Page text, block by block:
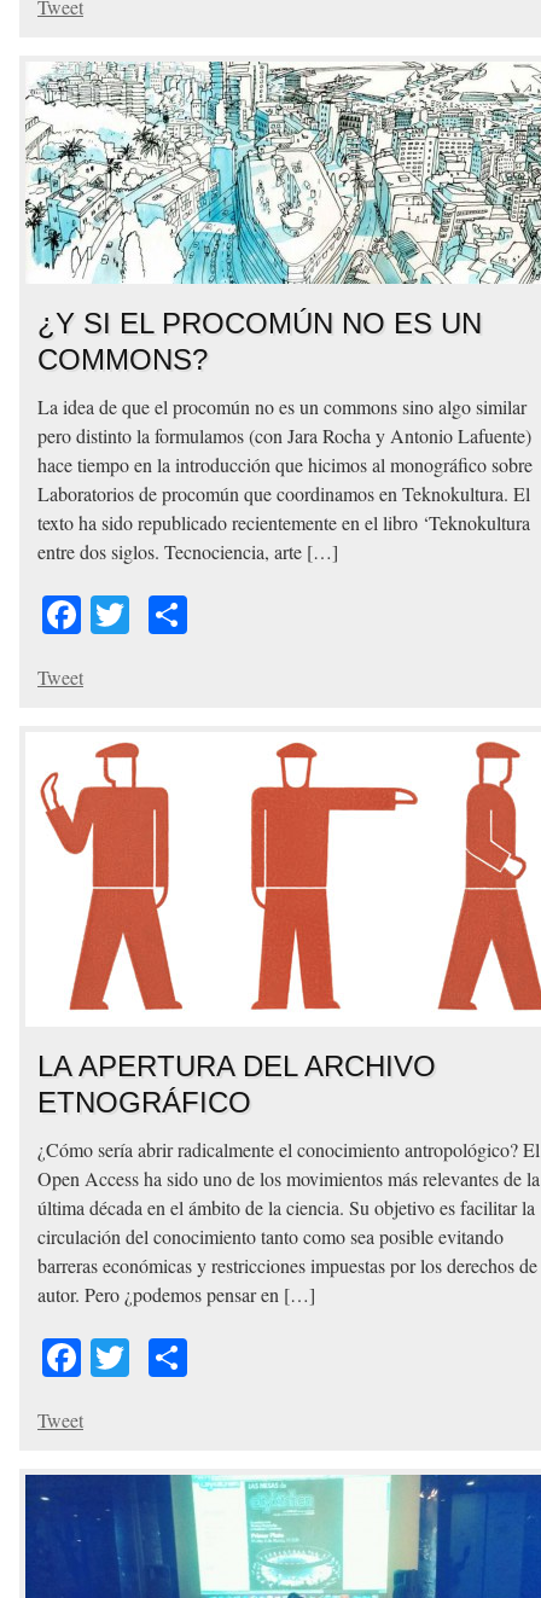
Tweet
¿Y SI EL PROCOMÚN NO ES UN
COMMONS?
La idea de que el procomún no es un commons sino algo similar
pero distinto la formulamos (con Jara Rocha y Antonio Lafuente)
hace tiempo en la introducción que hicimos al monográfico sobre
Laboratorios de procomún que coordinamos en Teknokultura. El
texto ha sido republicado recientemente en el libro ‘Teknokultura
entre dos siglos. Tecnociencia, arte […]
Facebook
Twitter
Tweet
LA APERTURA DEL ARCHIVO
ETNOGRÁFICO
¿Cómo sería abrir radicalmente el conocimiento antropológico? El
Open Access ha sido uno de los movimientos más relevantes de la
última década en el ámbito de la ciencia. Su objetivo es facilitar la
circulación del conocimiento tanto como sea posible evitando
barreras económicas y restricciones impuestas por los derechos de
autor. Pero ¿podemos pensar en […]
Facebook
Twitter
Tweet